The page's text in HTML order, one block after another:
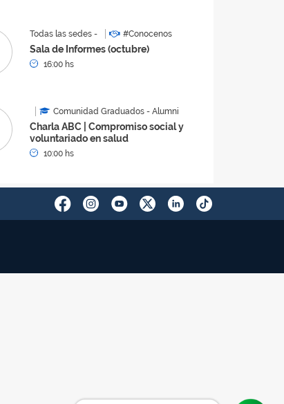
Todas las sedes - #Conocenos
Sala de Informes (octubre)
16:00 hs
Comunidad Graduados - Alumni
Charla ABC | Compromiso social y
voluntariado en salud
10:00 hs